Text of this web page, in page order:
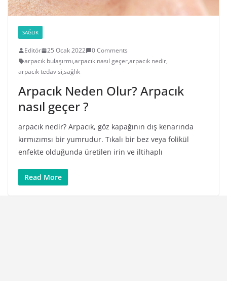
SAĞLIK
Editör 25 Ocak 2022
0 Comments
arpacık bulaşırmı,arpacık nasıl geçer,arpacık nedir,
arpacık tedavisi,sağlık
Arpacık Neden Olur? Arpacık
nasıl geçer ?
arpacık nedir? Arpacık, göz kapağının dış kenarında
kırmızımsı bir yumrudur. Tıkalı bir bez veya folikül
enfekte olduğunda üretilen irin ve iltihaplı
Read More